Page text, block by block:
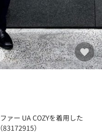
ァー UA COZYを着用した
）